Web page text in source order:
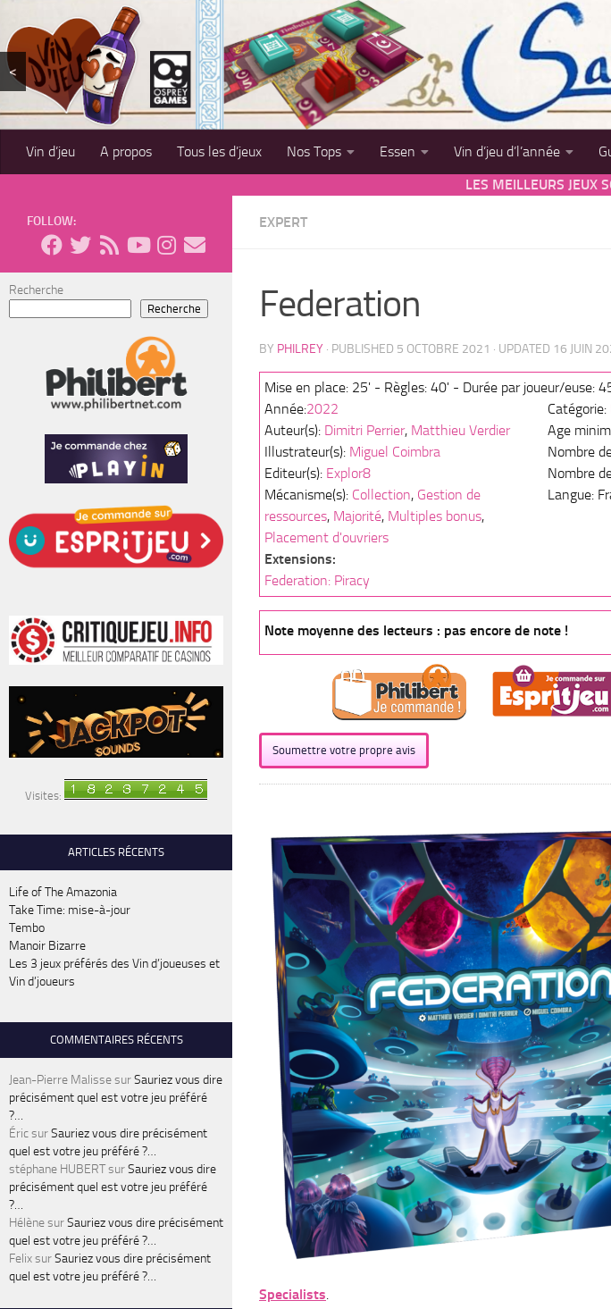
Skip to content
<
Vin d’jeu A propos Tous les d’jeux Nos Tops Essen Vin d’jeu d’l’année
LES MEILLEURS JEUX
EXPERT
Federation
BY PHILREY · PUBLISHED 5 OCTOBRE 2021 · UPDATED 16 JUIN
Mise en place: 25' - Règles: 40' - Durée par joueur/euse:
Année:2022
Auteur(s): Dimitri Perrier, Matthieu Verdier
Illustrateur(s): Miguel Coimbra
Editeur(s): Explor8
Mécanisme(s): Collection, Gestion de
ressources, Majorité, Multiples bonus,
Placement d'ouvriers
Catégorie:
Age
Nombre
Nombre
Langue:
Extensions:
Federation: Piracy
Note moyenne des lecteurs : pas encore de note !
Soumettre votre propre avis
Specialists
FOLLOW:
Recherche
Recherche
Visites:
ARTICLES RÉCENTS
Life of The Amazonia
Take Time: mise-à-jour
Tembo
Manoir Bizarre
Les 3 jeux préférés des Vin d’joueuses et
Vin d’joueurs
COMMENTAIRES RÉCENTS
Jean-Pierre MalissesurSauriez vous dire
précisément quel est votre jeu préféré
?…
ÉricsurSauriez vous dire précisément
quel est votre jeu préféré ?…
stéphane HUBERTsurSauriez vous dire
précisément quel est votre jeu préféré
?…
HélènesurSauriez vous dire précisément
quel est votre jeu préféré ?…
FelixsurSauriez vous dire précisément
quel est votre jeu préféré ?…